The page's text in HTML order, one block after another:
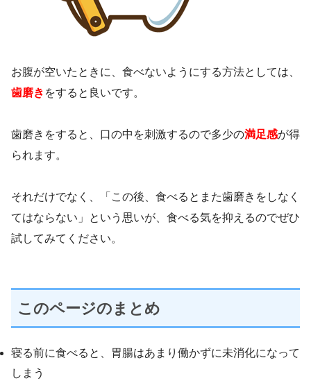
お腹が空いたときに、食べないようにする方法としては、
歯磨き をすると良いです。
歯磨きをすると、口の中を刺激するので多少の満足感が得
られます。
それだけでなく、「この後、食べるとまた歯磨きをしなく
てはならない」という思いが、食べる気を抑えるのでぜひ
試してみてください。
このページのまとめ
寝る前に食べると、胃腸はあまり働かずに未消化になって
しまう